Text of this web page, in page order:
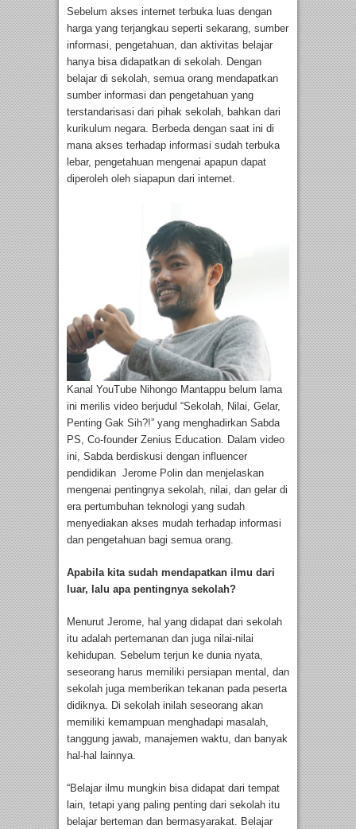
Sebelum akses internet terbuka luas dengan
harga yang terjangkau seperti sekarang, sumber
informasi, pengetahuan, dan aktivitas belajar
hanya bisa didapatkan di sekolah. Dengan
belajar di sekolah, semua orang mendapatkan
sumber informasi dan pengetahuan yang
terstandarisasi dari pihak sekolah, bahkan dari
kurikulum negara. Berbeda dengan saat ini di
mana akses terhadap informasi sudah terbuka
lebar, pengetahuan mengenai apapun dapat
diperoleh oleh siapapun dari internet.
Kanal YouTube Nihongo Mantappu belum lama
ini merilis video berjudul “Sekolah, Nilai, Gelar,
Penting Gak Sih?!” yang menghadirkan Sabda
PS, Co-founder Zenius Education. Dalam video
ini, Sabda berdiskusi dengan influencer
pendidikan Jerome Polin dan menjelaskan
mengenai pentingnya sekolah, nilai, dan gelar di
era pertumbuhan teknologi yang sudah
menyediakan akses mudah terhadap informasi
dan pengetahuan bagi semua orang.
Apabila kita sudah mendapatkan ilmu dari
luar, lalu apa pentingnya sekolah?
Menurut Jerome, hal yang didapat dari sekolah
itu adalah pertemanan dan juga nilai-nilai
kehidupan. Sebelum terjun ke dunia nyata,
seseorang harus memiliki persiapan mental, dan
sekolah juga memberikan tekanan pada peserta
didiknya. Di sekolah inilah seseorang akan
memiliki kemampuan menghadapi masalah,
tanggung jawab, manajemen waktu, dan banyak
hal-hal lainnya.
“Belajar ilmu mungkin bisa didapat dari tempat
lain, tetapi yang paling penting dari sekolah itu
belajar berteman dan bermasyarakat. Belajar